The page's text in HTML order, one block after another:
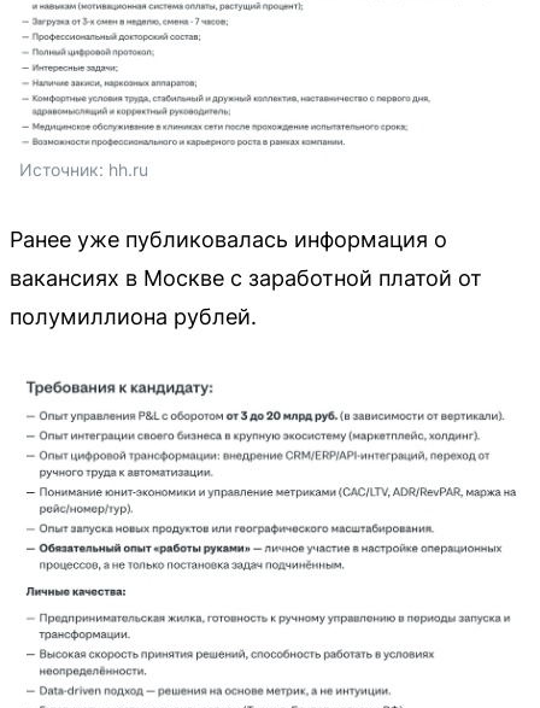
Источник: hh.ru
Ранее уже публиковалась информация о
вакансиях в Москве с заработной платой от
полумиллиона рублей.